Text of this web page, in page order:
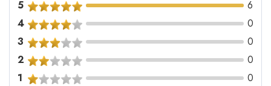
5
6
4
0
3
0
2
0
1
0